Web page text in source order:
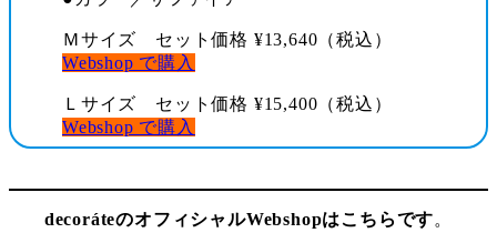
Ｍサイズ セット価格 ¥13,640（税込）
Webshop で購入
Ｌサイズ セット価格 ¥15,400（税込）
Webshop で購入
decoráteのオフィシャルWebshopはこちらです。